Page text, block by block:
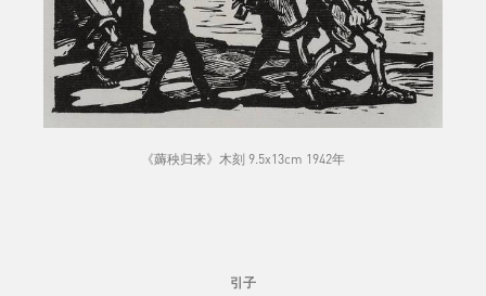
《薅秧归来》木刻 9.5x13cm 1942年
引子